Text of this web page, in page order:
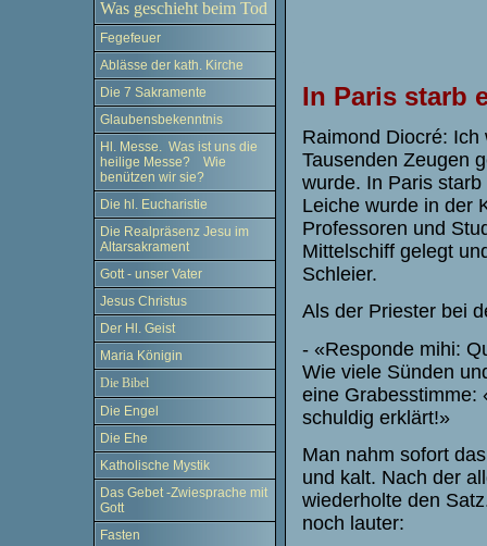
Was geschieht beim Tod
Fegefeuer
Ablässe der kath. Kirche
Die 7 Sakramente
Glaubensbekenntnis
Hl. Messe. Was ist uns die
heilige Messe? Wie
benützen wir sie?
Die hl. Eucharistie
Die Realpräsenz Jesu im
Altarsakrament
Gott - unser Vater
Jesus Christus
Der Hl. Geist
Maria Königin
Die Bibel
Die Engel
Die Ehe
Katholische Mystik
Das Gebet -Zwiesprache mit
Gott
Fasten
In Paris starb
Raimond Diocré:
Tausenden Zeugen
wurde. In Paris
Leiche wurde in der
Professoren und
Mittelschiff gelegt
Schleier.
Als der Priester bei
- «Responde mihi:
Wie viele Sünden
eine Grabesstimme:
schuldig erklärt!»
Man nahm sofort
und kalt. Nach der
wiederholte den
noch lauter: